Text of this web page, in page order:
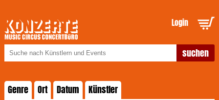
Login
Genre Ort Datum Künstler